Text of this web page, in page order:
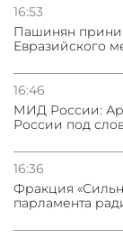
16:53
Пашинян
Евразийского
16:46
МИД России:
России под
16:36
Фракция
парламента